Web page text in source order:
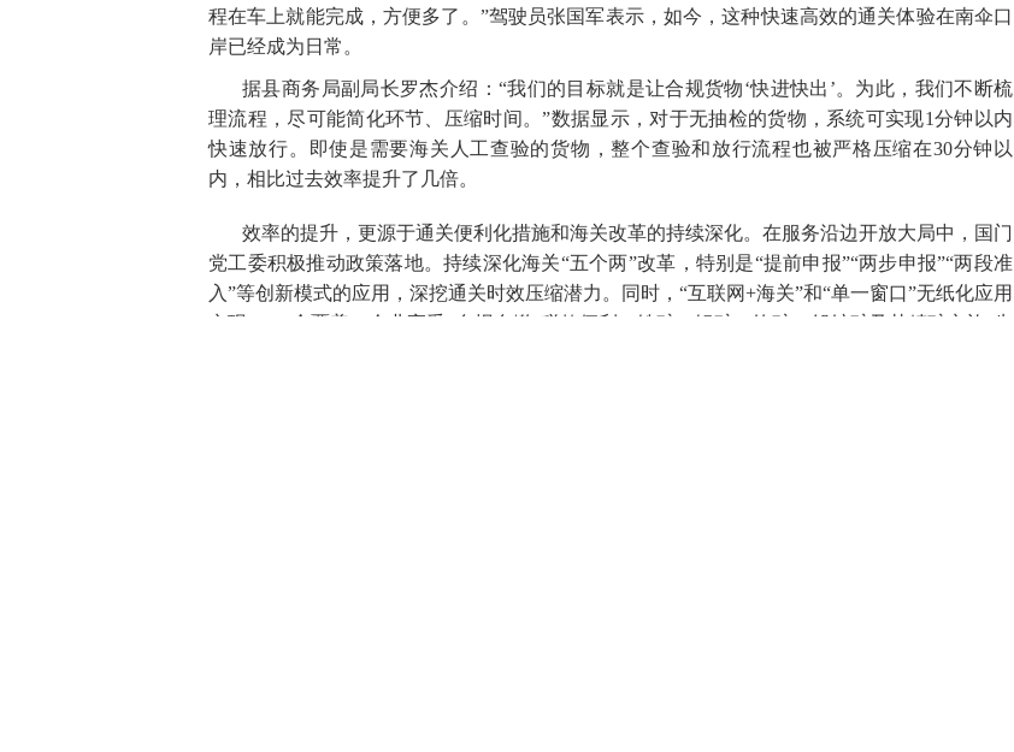
程在车上就能完成，方便多了。”驾驶员张国军表示，如今，这种快速高效的通关体验在南伞口
岸已经成为日常。
据县商务局副局长罗杰介绍：“我们的目标就是让合规货物‘快进快出’。为此，我们不断梳
理流程，尽可能简化环节、压缩时间。”数据显示，对于无抽检的货物，系统可实现1分钟以内
快速放行。即使是需要海关人工查验的货物，整个查验和放行流程也被严格压缩在30分钟以
内，相比过去效率提升了几倍。